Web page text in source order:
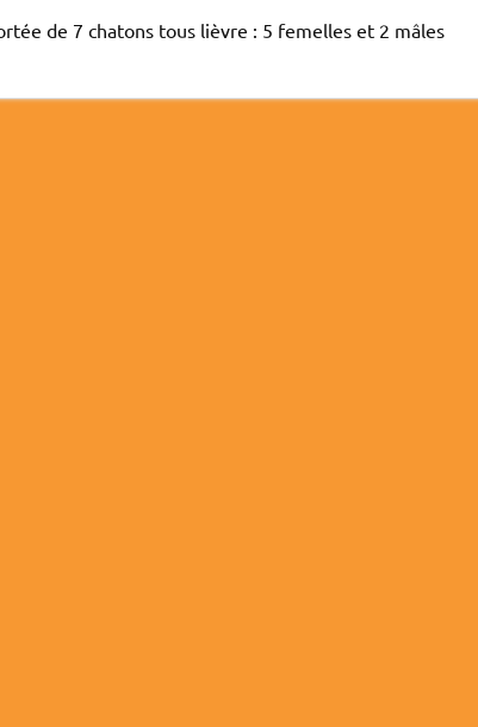
de 7 chatons tous lièvre : 5 femelles et 2 mâles